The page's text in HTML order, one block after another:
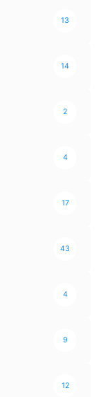
13
14
2
4
17
43
4
9
12